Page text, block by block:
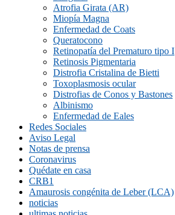
Atrofia Girata (AR)
Miopía Magna
Enfermedad de Coats
Queratocono
Retinopatí­a del Prematuro tipo I
Retinosis Pigmentaria
Distrofia Cristalina de Bietti
Toxoplasmosis ocular
Distrofias de Conos y Bastones
Albinismo
Enfermedad de Eales
Redes Sociales
Aviso Legal
Notas de prensa
Coronavirus
Quédate en casa
CRB1
Amaurosis congénita de Leber (LCA)
noticias